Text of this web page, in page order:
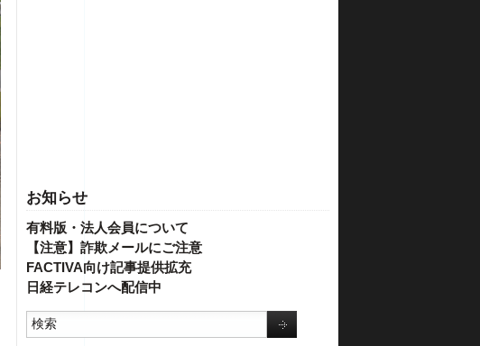
お知らせ
有料版・法人会員について
【注意】詐欺メールにご注意
FACTIVA向け記事提供拡充
日経テレコンへ配信中